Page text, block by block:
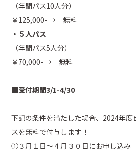
（年間パス10人分）
￥125,000- → 無料
・５人パス
（年間パス5人分）
￥70,000- → 無料
■受付期間3/1-4/30
下記の条件を満たした場合、2024年
スを無料で付与します！
①３月１日～４月３０日にお申し込